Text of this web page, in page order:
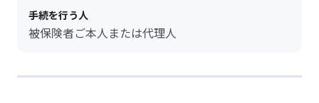
手続を行う人
被保険者ご本人または代理人